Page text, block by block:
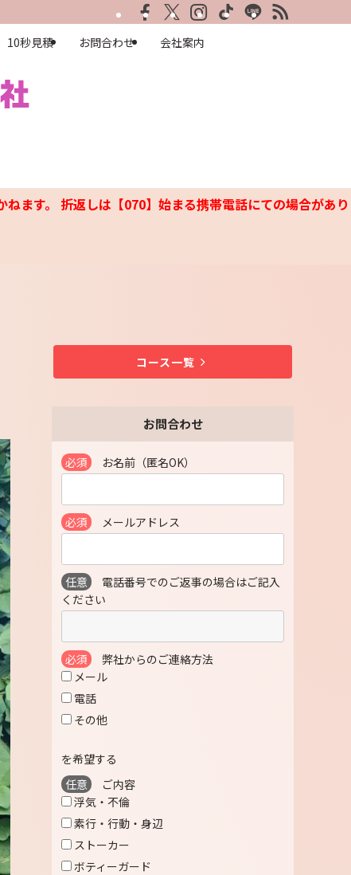
10秒見積 お問合わせ 会社案内
ます。 折返しは【070】始まる携帯電話にての場合があり
コース一覧
お問合わせ
必須 お名前（匿名OK）
必須 メールアドレス
任意
電話番号でのご返事の場合はご記入
ください
必須
弊社からのご連絡方法
メール
電話
その他
を希望する
任意
ご内容
浮気・不倫
素行・行動・身辺
ストーカー
ボティーガード